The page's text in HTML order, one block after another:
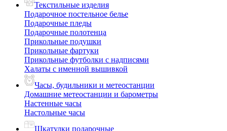
Текстильные изделия
Подарочное постельное белье
Подарочные пледы
Подарочные полотенца
Прикольные подушки
Прикольные фартуки
Прикольные футболки с надписями
Халаты с именной вышивкой
Часы, будильники и метеостанции
Домашние метеостанции и барометры
Настенные часы
Настольные часы
Шкатулки подарочные